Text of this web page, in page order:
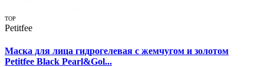
TOP
Petitfee
Маска для лица гидрогелевая с жемчугом и золотом
Petitfee Black Pearl&Gol...